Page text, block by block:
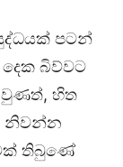
පටන්
බිව්වට
වුණත්, හිත
නිවන්න
තිබුණේ